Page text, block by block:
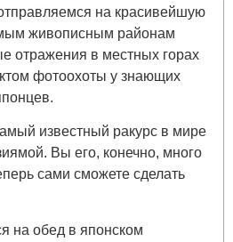
на красивейшую
живописным районам
отражения в местных горах
фотоохоты у знающих
известный ракурс в мире
Вы его, конечно, много
сами сможете сделать
на обед в японском